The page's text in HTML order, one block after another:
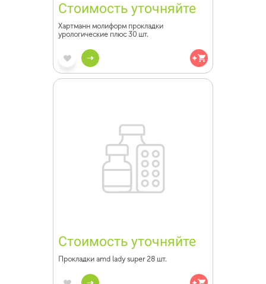
Стоимость уточняйте
Хартманн молиформ прокладки
урологические плюс 30 шт.
Стоимость уточняйте
Прокладки amd lady super 28 шт.